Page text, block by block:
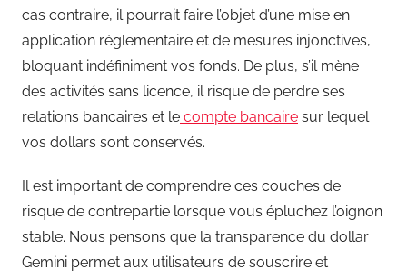
cas contraire, il pourrait faire l’objet d’une mise en
application réglementaire et de mesures injonctives,
bloquant indéfiniment vos fonds. De plus, s’il mène
des activités sans licence, il risque de perdre ses
relations bancaires et le compte bancaire sur lequel
vos dollars sont conservés.
Il est important de comprendre ces couches de
risque de contrepartie lorsque vous épluchez l’oignon
stable. Nous pensons que la transparence du dollar
Gemini permet aux utilisateurs de souscrire et